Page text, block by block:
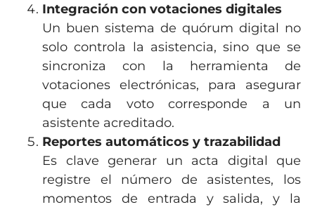
Integración con votaciones digitales
Un buen sistema de quórum digital no
solo controla la asistencia, sino que se
sincroniza con la herramienta de
votaciones electrónicas, para asegurar
que cada voto corresponde a un
asistente acreditado.
Reportes automáticos y trazabilidad
Es clave generar un acta digital que
registre el número de asistentes, los
momentos de entrada y salida, y la